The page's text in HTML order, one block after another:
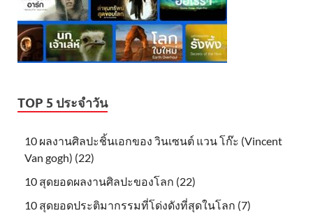
TOP 5 ประจำวัน
10 ผลงานศิลปะชิ้นเอกของ วินเซนต์ แวน โก๊ะ (Vincent
Van gogh) (22)
10 สุดยอดผลงานศิลปะของโลก (22)
10 สุดยอดประติมากรรมที่โด่งดังที่สุดในโลก (7)